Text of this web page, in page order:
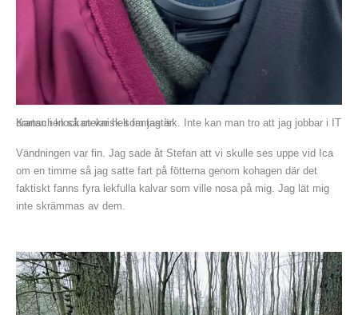
Kartan i klockan var helt fantastisk. Inte kan man tro att jag jobbar i IT branschen så oteknisk som jag är.
Vändningen var fin. Jag sade åt Stefan att vi skulle ses uppe vid Ica
om en timme så jag satte fart på fötterna genom kohagen där det
faktiskt fanns fyra lekfulla kalvar som ville nosa på mig. Jag lät mig
inte skrämmas av dem.